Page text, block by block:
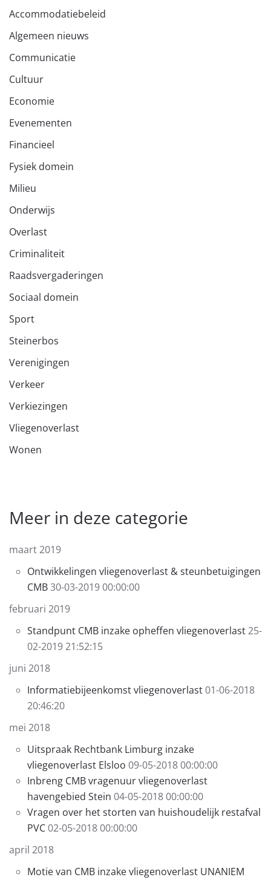
Accommodatiebeleid
Algemeen nieuws
Communicatie
Cultuur
Economie
Evenementen
Financieel
Fysiek domein
Milieu
Onderwijs
Overlast
Criminaliteit
Raadsvergaderingen
Sociaal domein
Sport
Steinerbos
Verenigingen
Verkeer
Verkiezingen
Vliegenoverlast
Wonen
Meer in deze categorie
maart 2019
Ontwikkelingen vliegenoverlast & steunbetuigingen
CMB30-03-2019 00:00:00
februari 2019
Standpunt CMB inzake opheffen vliegenoverlast25-
02-2019 21:52:15
juni 2018
Informatiebijeenkomst vliegenoverlast01-06-2018
20:46:20
mei 2018
Uitspraak Rechtbank Limburg inzake
vliegenoverlast Elsloo 09-05-2018 00:00:00
Inbreng CMB vragenuur vliegenoverlast
havengebied Stein 04-05-2018 00:00:00
Vragen over het storten van huishoudelijk restafval
PVC02-05-2018 00:00:00
april 2018
Motie van CMB inzake vliegenoverlast UNANIEM